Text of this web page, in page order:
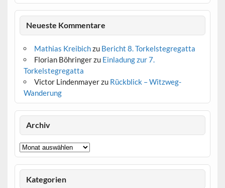
Neueste Kommentare
Mathias Kreibichzu Bericht 8. Torkelstegregatta
Florian Böhringerzu Einladung zur 7.
Torkelstegregatta
Victor Lindenmayerzu Rückblick – Witzweg-
Wanderung
Archiv
Archiv
Kategorien